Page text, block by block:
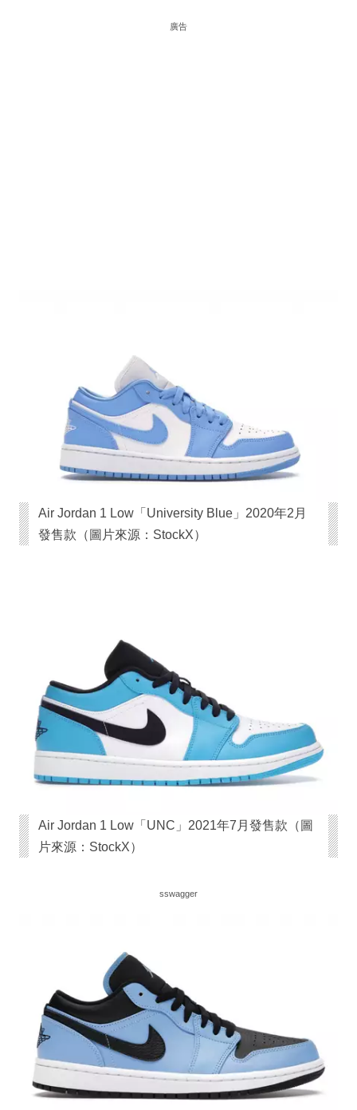
廣告
Air Jordan 1 Low「University Blue」2020年2月
發售款（圖片來源：StockX）
Air Jordan 1 Low「UNC」2021年7月發售款（圖
片來源：StockX）
sswagger